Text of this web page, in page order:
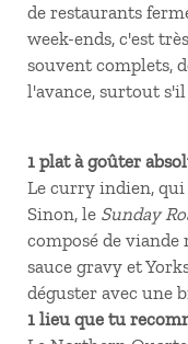
de restaurants
week-ends, c'est
souvent complets,
l'avance, surtout
1 plat à goûter
Le curry indien,
Sinon, le Sunday
composé de viande
sauce gravy et
déguster avec une
1 lieu que tu